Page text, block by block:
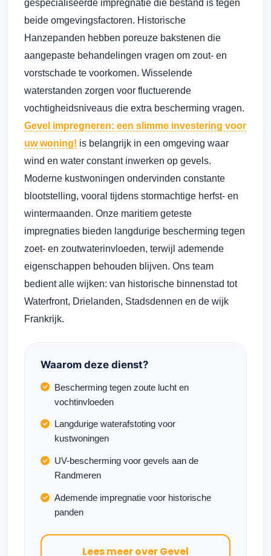
gespecialiseerde impregnatie die bestand is tegen
beide omgevingsfactoren. Historische
Hanzepanden hebben poreuze bakstenen die
aangepaste behandelingen vragen om zout- en
vorstschade te voorkomen. Wisselende
waterstanden zorgen voor fluctuerende
vochtigheidsniveaus die extra bescherming vragen.
Gevel impregneren: een slimme investering voor
uw woning! is belangrijk in een omgeving waar
wind en water constant inwerken op gevels.
Moderne kustwoningen ondervinden constante
blootstelling, vooral tijdens stormachtige herfst- en
wintermaanden. Onze maritiem geteste
impregnaties bieden langdurige bescherming tegen
zoet- en zoutwaterinvloeden, terwijl ademende
eigenschappen behouden blijven. Ons team
bedient alle wijken: van historische binnenstad tot
Waterfront, Drielanden, Stadsdennen en de wijk
Frankrijk.
Waarom deze dienst?
Bescherming tegen zoute lucht en
vochtinvloeden
Langdurige waterafstoting voor
kustwoningen
UV-bescherming voor gevels aan de
Randmeren
Ademende impregnatie voor historische
panden
Lees meer over Gevel